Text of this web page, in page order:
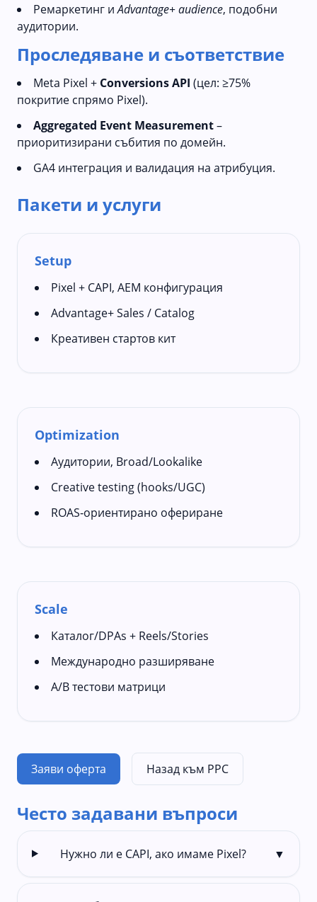
Ремаркетинг иAdvantage+ audience, подобни
аудитории.
Проследяване и съответствие
Meta Pixel + Conversions API (цел: ≥75%
покритие спрямо Pixel).
Aggregated Event Measurement–
приоритизирани събития по домейн.
GA4 интеграция и валидация на атрибуция.
Пакети и услуги
Setup
Pixel + CAPI, AEM конфигурация
Advantage+ Sales / Catalog
Креативен стартов кит
Optimization
Аудитории, Broad/Lookalike
Creative testing (hooks/UGC)
ROAS‑ориентирано офериране
Scale
Каталог/DPAs + Reels/Stories
Международно разширяване
A/B тестови матрици
Заяви оферта Назад към PPC
Често задавани въпроси
Нужно ли е CAPI, ако имаме Pixel? ▼